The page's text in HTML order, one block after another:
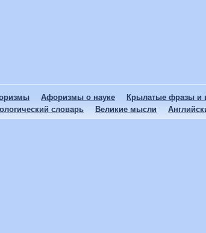
Афоризмы о науке
Крылатые фразы и
словарь
Великие мысли